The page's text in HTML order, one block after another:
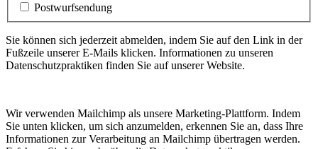
Postwurfsendung
Sie können sich jederzeit abmelden, indem Sie auf den Link in der
Fußzeile unserer E-Mails klicken. Informationen zu unseren
Datenschutzpraktiken finden Sie auf unserer Website.
Wir verwenden Mailchimp als unsere Marketing-Plattform. Indem
Sie unten klicken, um sich anzumelden, erkennen Sie an, dass Ihre
Informationen zur Verarbeitung an Mailchimp übertragen werden.